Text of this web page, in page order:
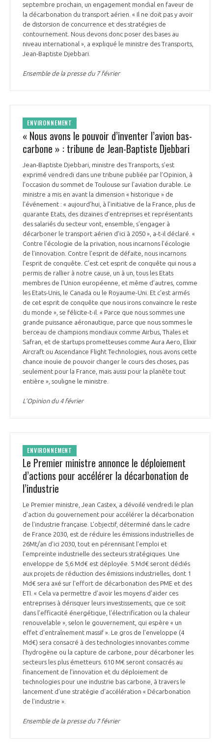
EMPLOI & FORMATION
ENVIRONNEMENT
INNOVATION
DOCUMENTS & BROCHURES
RAPPORTS D'ACTIVITÉS
septembre prochain, un engagement mondial en faveur de
la décarbonation du transport aérien. « Il ne doit pas y avoir
de distorsion de concurrence et des stratégies de
contournement. Nous devons donc poser des bases au
niveau international », a expliqué le ministre des Transports,
Jean-Baptiste Djebbari.
Ensemble de la presse du 7 février
ENVIRONNEMENT
« Nous avons le pouvoir d’inventer l’avion bas-
carbone » : tribune de Jean-Baptiste Djebbari
Jean-Baptiste Djebbari, ministre des Transports, s’est
exprimé vendredi dans une tribune publiée par l’Opinion, à
l’occasion du sommet de Toulouse sur l'aviation durable. Le
ministre a mis en avant la dimension « historique » de
l’événement : « aujourd’hui, à l’initiative de la France, plus de
quarante Etats, des dizaines d’entreprises et représentants
des salariés du secteur vont, ensemble, s’engager à
décarboner le transport aérien d’ici à 2050 », a-t-il déclaré. «
Contre l’écologie de la privation, nous incarnons l’écologie
de l’innovation. Contre l’esprit de défaite, nous incarnons
l’esprit de conquête. C’est cet esprit de conquête qui nous a
permis de rallier à notre cause, un à un, tous les Etats
membres de l’Union européenne, et même d’autres, comme
les Etats-Unis, le Canada ou le Royaume-Uni. Et c’est armés
de cet esprit de conquête que nous irons convaincre le reste
du monde », se félicite-t-il. « Parce que nous sommes une
grande puissance aéronautique, parce que nous sommes le
berceau de champions mondiaux comme Airbus, Thales et
Safran, et de startups prometteuses comme Aura Aero, Elixir
Aircraft ou Ascendance Flight Technologies, nous avons cette
chance inouïe de pouvoir changer le cours des choses, pas
seulement pour la France, mais aussi pour la planète tout
entière », souligne le ministre.
L’Opinion du 4 février
ENVIRONNEMENT
Le Premier ministre annonce le déploiement
d’actions pour accélérer la décarbonation de
l’industrie
Le Premier ministre, Jean Castex, a dévoilé vendredi le plan
d’action du gouvernement pour accélérer la décarbonation
de l’industrie française. L’objectif, déterminé dans le cadre
de France 2030, est de réduire les émissions industrielles de
26Mt/an d’ici 2030, tout en pérennisant l’emploi et
l’empreinte industrielle des secteurs stratégiques. Une
enveloppe de 5,6 Md€ est déployée. 5 Md€ seront dédiés
aux projets de réduction des émissions industrielles, dont 1
Md€ sera axé sur l'effort de décarbonation des PME et des
ETI. « Cela va permettre d'avoir les moyens d'aider ces
entreprises à dérisquer leurs investissements, que ce soit
dans l'efficacité énergétique, l'électrification ou la chaleur
renouvelable », selon le gouvernement, qui espère « un
effet d'entraînement massif ». Le gros de l'enveloppe (4
Md€) sera consacré à des technologies innovantes comme
l’hydrogène ou la capture de carbone, pour décarboner les
secteurs les plus émetteurs. 610 M€ seront consacrés au
financement de l’innovation et du déploiement de
technologies pour une industrie bas carbone, à travers le
lancement d’une stratégie d’accélération « Décarbonation
de l’industrie ».
Ensemble de la presse du 7 février